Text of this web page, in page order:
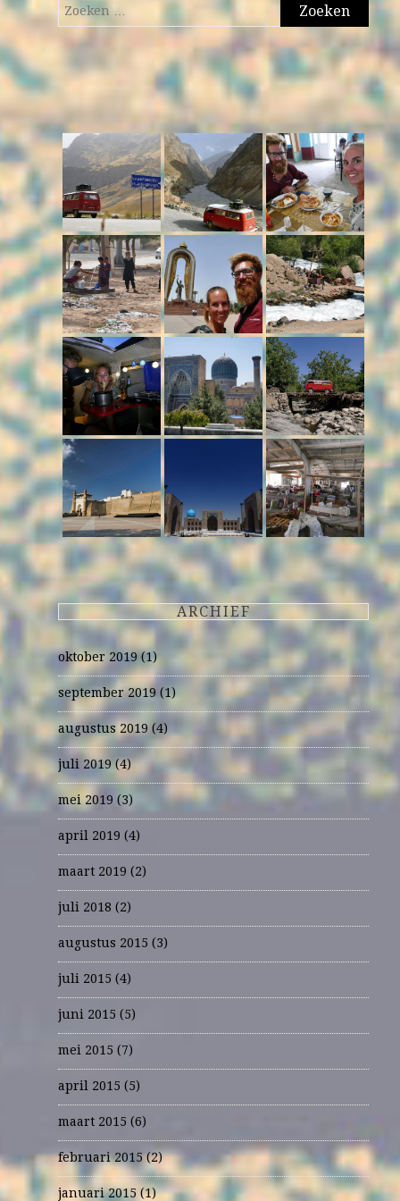
Zoeken
naar:
ARCHIEF
oktober 2019 (1)
september 2019 (1)
augustus 2019 (4)
juli 2019(4)
mei 2019 (3)
april 2019 (4)
maart 2019 (2)
juli 2018 (2)
augustus 2015 (3)
juli 2015 (4)
juni 2015 (5)
mei 2015 (7)
april 2015 (5)
maart 2015 (6)
februari 2015(2)
januari 2015 (1)